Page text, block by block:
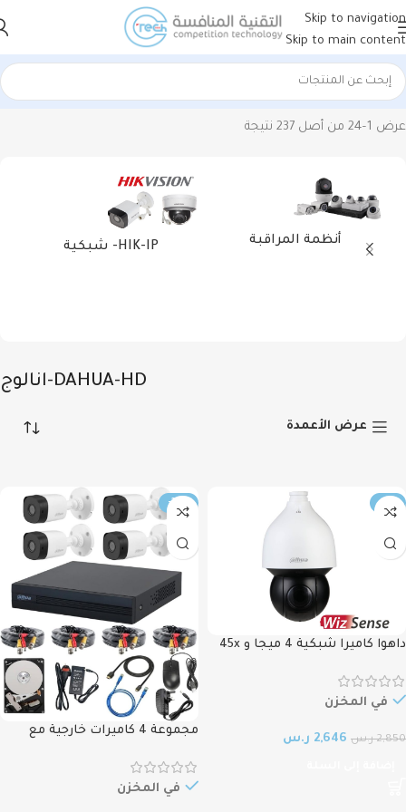
Skip to navigation
Skip to main content
الرئيسية أنظمة المراقبة دهوا DAHUA
DAHUA-HD-انالوج
عرض 1–24 من أصل 237 نتيجة
أنظمة المراقبة HIK-IP- شبكية
DAHUA-HD-انالوج
عرض الأعمدة
-7%
داهوا كاميرا شبكية 4 ميجا و 45x
SD5A445XAN-HNR 4MP 45x
Starlight Network Camera with
في المخزن
2,850 ر.س 2,646 ر.س
-37%
مجموعة 4 كاميرات خارجية مع
Technologies 1080p HD Outdoor
في المخزن